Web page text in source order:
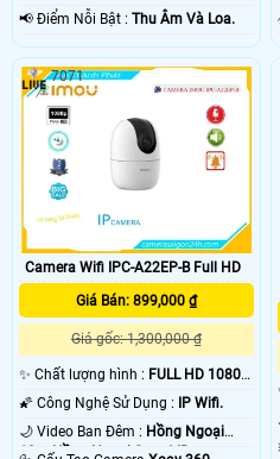
️📢 Điểm Nỗi Bật : Thu Âm Và Loa.
Camera Wifi IPC-A22EP-B Full HD
Giá Bán: 899,000 ₫
Giá gốc: 1,300,000 ₫
✨ Chất lượng hình : FULL HD 1080P
🌠 Công Nghệ Sử Dụng :
IP Wifi.
🌙 Video Ban Đêm : Hồng Ngoại
10m Hồng Ngoại Smart IR.
7071